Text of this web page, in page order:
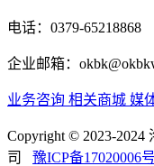
电话：0379-65218868
企业邮箱：
业务咨询 相关商城 媒
Copyright © 2023-
司 豫ICP备17020006